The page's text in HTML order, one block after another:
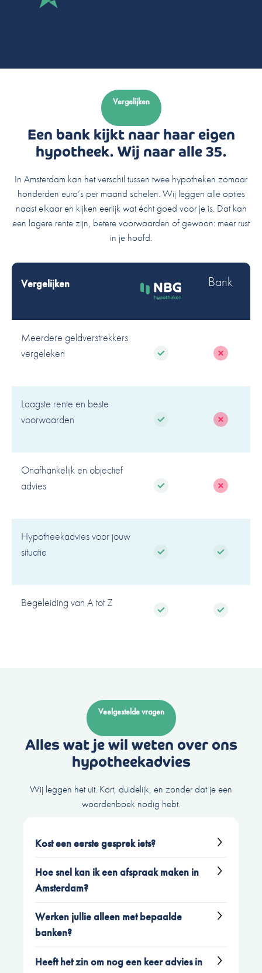
Vergelijken
Een bank kijkt naar haar eigen
hypotheek. Wij naar alle 35.
In Amsterdam kan het verschil tussen twee hypotheken zomaar
honderden euro’s per maand schelen. Wij leggen alle opties
naast elkaar en kijken eerlijk wat écht goed voor je is. Dat kan
een lagere rente zijn, betere voorwaarden of gewoon: meer rust
in je hoofd.
Vergelijken Bank
Meerdere geldverstrekkers
vergeleken
Laagste rente en beste
voorwaarden
Onafhankelijk en objectief
advies
Hypotheekadvies voor jouw
situatie
Begeleiding van A tot Z
Veelgestelde vragen
Alles wat je wil weten over ons
hypotheekadvies
Wij leggen het uit. Kort, duidelijk, en zonder dat je een
woordenboek nodig hebt.
Kost een eerste gesprek iets?
Nee. Het eerste gesprek is altijd gratis en
vrijblijvend. We komen gewoon bij je langs in
makkelijker is.
aan. 100% op onze kosten. Je zit nergens aan
Hoe snel kan ik een afspraak maken in
Amsterdam?
Meestal binnen een paar dagen. Soms zelfs de
volgende dag al. We snappen dat de
schakelen mee.
Werken jullie alleen met bepaalde
banken?
Nee. Wij zijn onafhankelijk en vergelijken
Heeft het zin om nog een keer advies in